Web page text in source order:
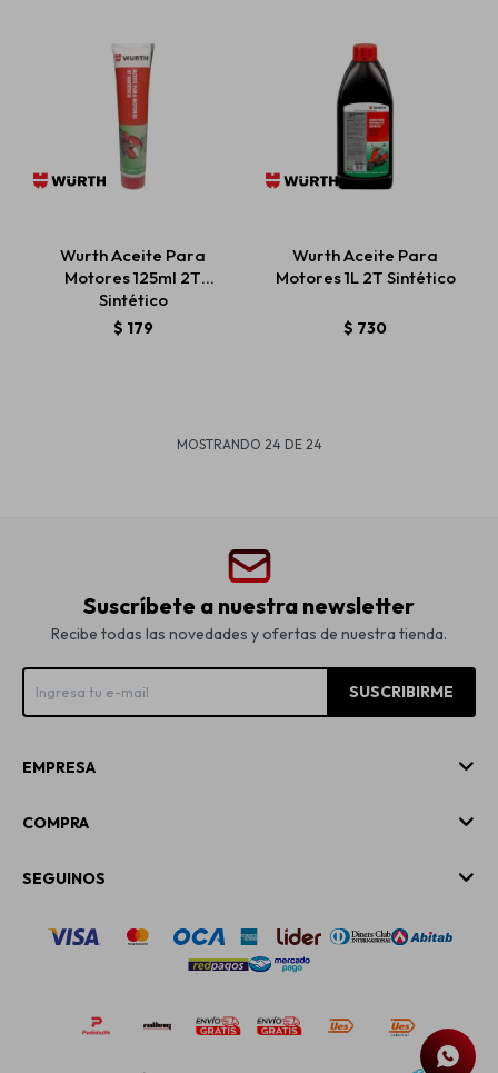
Wurth Aceite Para
Motores 125ml 2T
Sintético
$ 179
Wurth Aceite Para
Motores 1L 2T Sintético
$ 730
MOSTRANDO 24 DE 24
Suscríbete a nuestra newsletter
Recibe todas las novedades y ofertas de nuestra tienda.
SUSCRIBIRME
EMPRESA
COMPRA
SEGUINOS